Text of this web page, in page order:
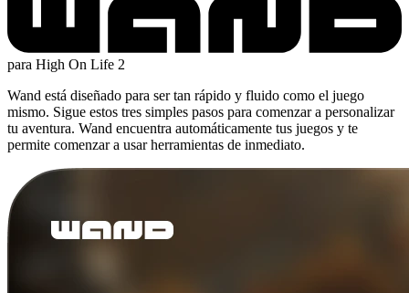
para High On Life 2
Wand está diseñado para ser tan rápido y fluido como el juego
mismo. Sigue estos tres simples pasos para comenzar a personalizar
tu aventura. Wand encuentra automáticamente tus juegos y te
permite comenzar a usar herramientas de inmediato.